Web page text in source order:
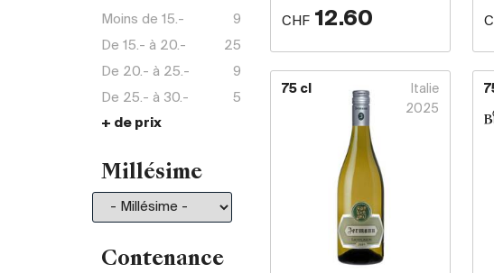
Moins de 15.-
9
De 15.- à 20.-
25
De 20.- à 25.-
9
De 25.- à 30.-
5
De 30.- à 35.-
De 50.- à 75.-
De 75.- à 100.-
10
De 150.- à 200.-
+ de prix
Millésime
Contenance
CHF 12.60
75 cl
Italie
2025